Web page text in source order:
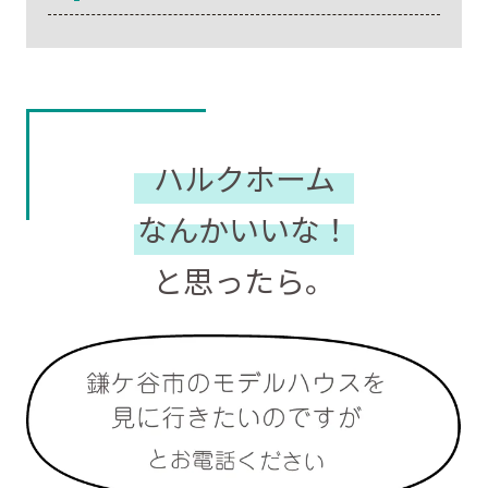
ハルクホーム
なんかいいな！
と思ったら。